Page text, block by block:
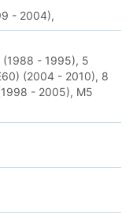
- 2004),
(1988 - 1995), 5
(2004 - 2010), 8
- 2005), M5